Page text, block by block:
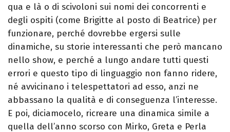
qua e là o di scivoloni sui nomi dei concorrenti e
degli ospiti (come Brigitte al posto di Beatrice) per
funzionare, perché dovrebbe ergersi sulle
dinamiche, su storie interessanti che però mancano
nello show, e perché a lungo andare tutti questi
errori e questo tipo di linguaggio non fanno ridere,
né avvicinano i telespettatori ad esso, anzi ne
abbassano la qualità e di conseguenza l’interesse.
E poi, diciamocelo, ricreare una dinamica simile a
quella dell’anno scorso con Mirko, Greta e Perla